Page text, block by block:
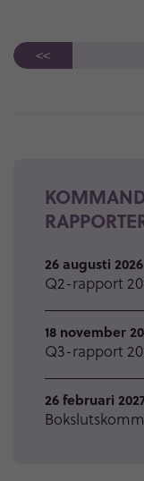
<<
26 augusti 2026
Q2-rapport
18 november
Q3-rapport
26 februari